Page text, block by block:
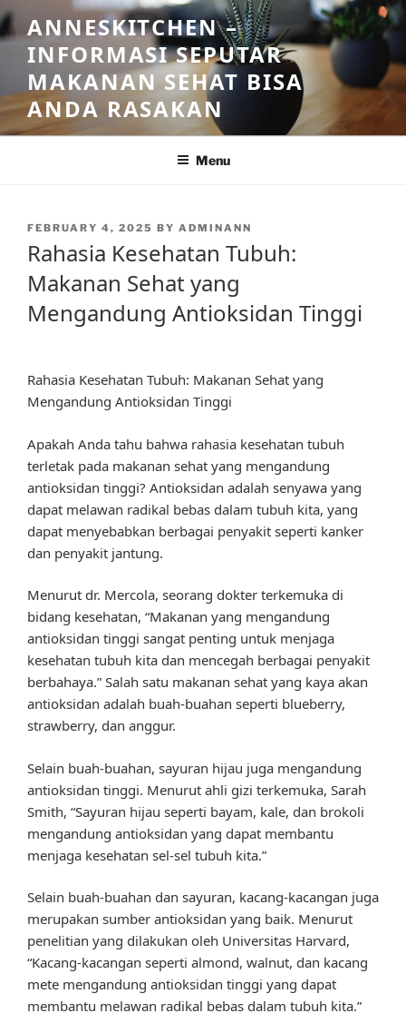
Skip
to
content
ANNESKITCHEN –
INFORMASI SEPUTAR
MAKANAN SEHAT BISA
ANDA RASAKAN
Menu
POSTED
FEBRUARY 4, 2025 BY ADMINANN
Rahasia Kesehatan Tubuh:
Makanan Sehat yang
Mengandung Antioksidan Tinggi
Rahasia Kesehatan Tubuh: Makanan Sehat yang
Mengandung Antioksidan Tinggi
Apakah Anda tahu bahwa rahasia kesehatan tubuh
terletak pada makanan sehat yang mengandung
antioksidan tinggi? Antioksidan adalah senyawa yang
dapat melawan radikal bebas dalam tubuh kita, yang
dapat menyebabkan berbagai penyakit seperti kanker
dan penyakit jantung.
Menurut dr. Mercola, seorang dokter terkemuka di
bidang kesehatan, “Makanan yang mengandung
antioksidan tinggi sangat penting untuk menjaga
kesehatan tubuh kita dan mencegah berbagai penyakit
berbahaya.” Salah satu makanan sehat yang kaya akan
antioksidan adalah buah-buahan seperti blueberry,
strawberry, dan anggur.
Selain buah-buahan, sayuran hijau juga mengandung
antioksidan tinggi. Menurut ahli gizi terkemuka, Sarah
Smith, “Sayuran hijau seperti bayam, kale, dan brokoli
mengandung antioksidan yang dapat membantu
menjaga kesehatan sel-sel tubuh kita.”
Selain buah-buahan dan sayuran, kacang-kacangan juga
merupakan sumber antioksidan yang baik. Menurut
penelitian yang dilakukan oleh Universitas Harvard,
“Kacang-kacangan seperti almond, walnut, dan kacang
mete mengandung antioksidan tinggi yang dapat
membantu melawan radikal bebas dalam tubuh kita.”